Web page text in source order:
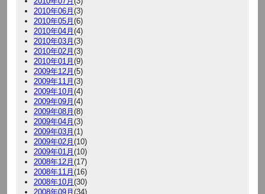
2010年06月(3)
2010年05月(6)
2010年04月(4)
2010年03月(3)
2010年02月(3)
2010年01月(9)
2009年12月(5)
2009年11月(3)
2009年10月(4)
2009年09月(4)
2009年08月(8)
2009年04月(3)
2009年03月(1)
2009年02月(10)
2009年01月(10)
2008年12月(17)
2008年11月(16)
2008年10月(30)
2008年09月(34)